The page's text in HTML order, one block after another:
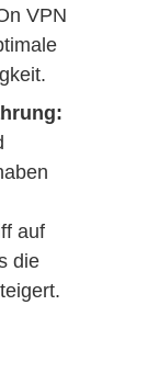
VPN
auf
die